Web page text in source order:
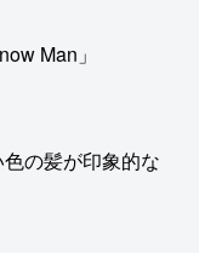
Man」
の髪が印象的な